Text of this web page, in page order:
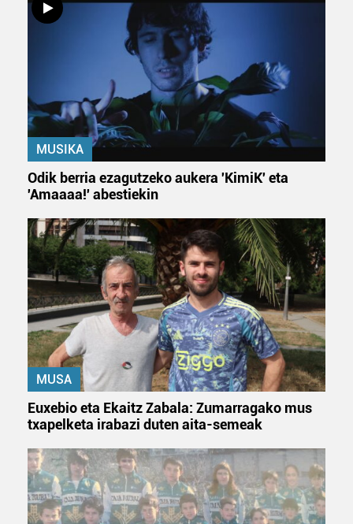
MUSIKA
Odik berria ezagutzeko aukera 'KimiK' eta
'Amaaaa!' abestiekin
MUSA
Euxebio eta Ekaitz Zabala: Zumarragako mus
txapelketa irabazi duten aita-semeak